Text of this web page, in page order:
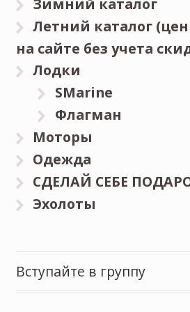
Зимний каталог
Летний каталог
на сайте без учета
Лодки
SMarine
Флагман
Моторы
Одежда
СДЕЛАЙ СЕБЕ
Эхолоты
Вступайте в группу